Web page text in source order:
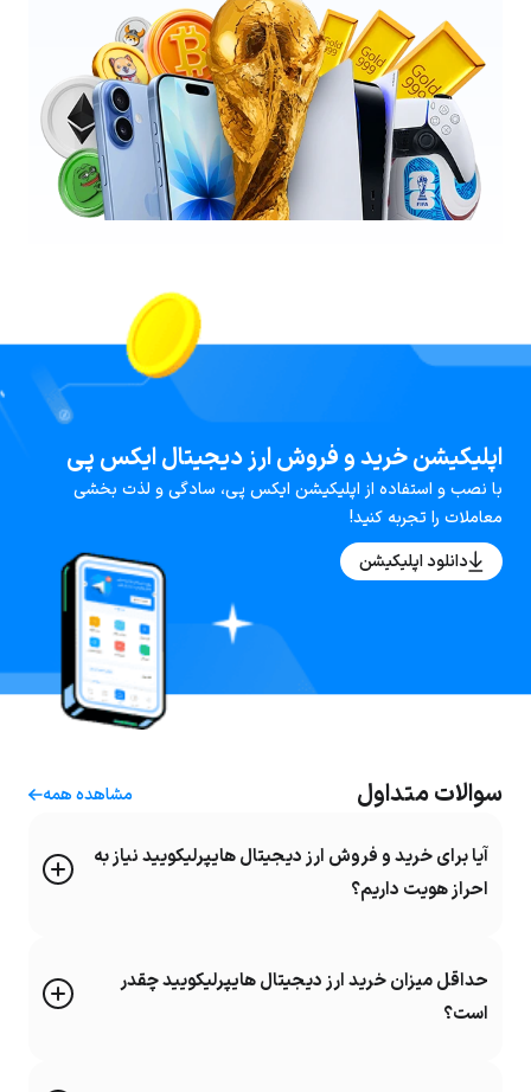
اپلیکیشن خرید و فروش ارز دیجیتال ایکس پی
با نصب و استفاده از اپلیکیشن ایکس پی، سادگی و لذت بخشی
معاملات را تجربه کنید!
دانلود اپلیکیشن
سوالات متداول مشاهده همه
آیا برای خرید و فروش ارز دیجیتال هایپرلیکویید نیاز به
احراز هویت داریم؟
حداقل میزان خرید ارز دیجیتال هایپرلیکویید چقدر
است؟